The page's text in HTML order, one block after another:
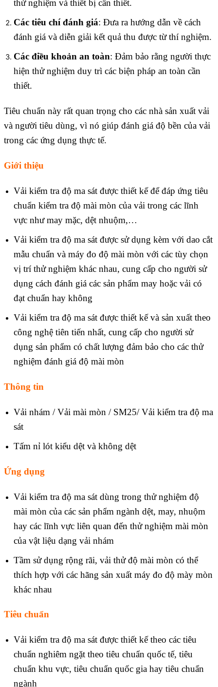
thử nghiệm và thiết bị cần thiết.
Các tiêu chí đánh giá: Đưa ra hướng dẫn về cách
đánh giá và diễn giải kết quả thu được từ thí nghiệm.
Các điều khoản an toàn: Đảm bảo rằng người thực
hiện thử nghiệm duy trì các biện pháp an toàn cần
thiết.
Tiêu chuẩn này rất quan trọng cho các nhà sản xuất vải
và người tiêu dùng, vì nó giúp đánh giá độ bền của vải
trong các ứng dụng thực tế.
Giới thiệu
Vải kiểm tra độ ma sát được thiết kế để đáp ứng tiêu
chuẩn kiểm tra độ mài mòn của vải trong các lĩnh
vực như may mặc, dệt nhuộm,…
Vải kiểm tra độ ma sát được sử dụng kèm với dao cắt
mẫu chuẩn và máy đo độ mài mòn với các tùy chọn
vị trí thử nghiệm khác nhau, cung cấp cho người sử
dụng cách đánh giá các sản phẩm may hoặc vải có
đạt chuẩn hay không
Vải kiểm tra độ ma sát được thiết kế và sản xuất theo
công nghệ tiên tiến nhất, cung cấp cho người sử
dụng sản phẩm có chất lượng đảm bảo cho các thử
nghiệm đánh giá độ mài mòn
Thông tin
Vải nhám / Vải mài mòn / SM25/ Vải kiểm tra độ ma
sát
Tấm nỉ lót kiểu dệt và không dệt
Ứng dụng
Vải kiểm tra độ ma sát dùng trong thử nghiệm độ
mài mòn của các sản phẩm ngành dệt, may, nhuộm
hay các lĩnh vực liên quan đến thử nghiệm mài mòn
của vật liệu dạng vải nhám
Tầm sử dụng rộng rãi, vải thử độ mài mòn có thể
thích hợp với các hãng sản xuất máy đo độ mày mòn
khác nhau
Tiêu chuẩn
Vải kiểm tra độ ma sát được thiết kế theo các tiêu
chuẩn nghiêm ngặt theo tiêu chuẩn quốc tế, tiêu
chuẩn khu vực, tiêu chuẩn quốc gia hay tiêu chuẩn
ngành